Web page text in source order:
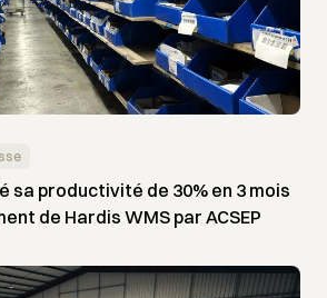
sa productivité de 30% en 3 mois
de Hardis WMS par ACSEP